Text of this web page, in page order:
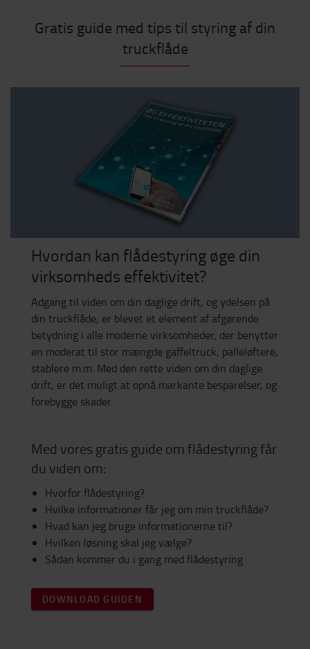
Gratis guide med tips til styring af din
truckflåde
Hvordan kan flådestyring øge din
virksomheds effektivitet?
Adgang til viden om din daglige drift, og ydelsen på
din truckflåde, er blevet et element af afgørende
betydning i alle moderne virksomheder, der benytter
en moderat til stor mængde gaffeltruck, palleløftere,
stablere m.m. Med den rette viden om din daglige
drift, er det muligt at opnå markante besparelser, og
forebygge skader.
Med vores gratis guide om flådestyring får
du viden om:
Hvorfor flådestyring?
Hvilke informationer får jeg om min truckflåde?
Hvad kan jeg bruge informationerne til?
Hvilken løsning skal jeg vælge?
Sådan kommer du i gang med flådestyring
DOWNLOAD GUIDEN